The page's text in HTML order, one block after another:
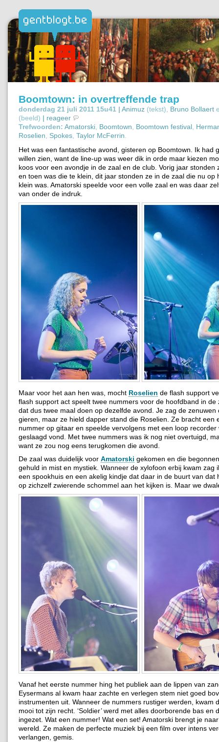
Boomtown: in overtreffende trap
donderdag 21 juli 2011 15u41 | Animuz (tekst), Bruno Bollaert
(beeld) | reageer
Trefwoorden: Amatorski Boomtown Boomtown festival
Roselien
Spokes Taylor McFerrin
Het was een fantastische avond, gisteren op Boomtown. Ik had
willen zien, want de line-up was weer dik in orde maar kiezen
koos voor een avondje in de zaal en de club. Vorig jaar stonden
en toen was die te klein, dit jaar stonden ze in de zaal die nu op
klein was. Amatorski speelde voor een volle zaal en was daar
van onder de indruk.
Maar voor het aan hen was, mocht Roselien de flash support
flash support act speelt twee nummers voor de hoofdband in de
dat dus twee maal doen op dezelfde avond. Je zag de zenuwen
gieren, maar ze hield dapper stand die Roselien. Ze bracht een
nummer op gitaar en speelde vervolgens met een loop recorder
geslaagd vond. Met twee nummers was ik nog niet overtuigd,
want ze zou nog eens terugkomen die avond.
De zaal was duidelijk voor Amatorski gekomen en die
gehuld in mist en mystiek. Wanneer de xylofoon erbij kwam zag
een spookhuis en een akelig kindje dat daar in de buurt van dat
op zichzelf zwierende schommel aan het kijken is. Maar we
Vanaf het eerste nummer hing het publiek aan de lippen van
Eysermans al kwam haar zachte en verlegen stem niet goed
instrumenten uit. Wanneer de nummers rustiger werden, kwam
mooi tot zijn recht. ‘Soldier’ werd met alles doorborende bas en
ingezet. Wat een nummer! Wat een set! Amatorski brengt je
wereld. Ze maken de perfecte muziek bij een film over intens
verlangen, gemis.